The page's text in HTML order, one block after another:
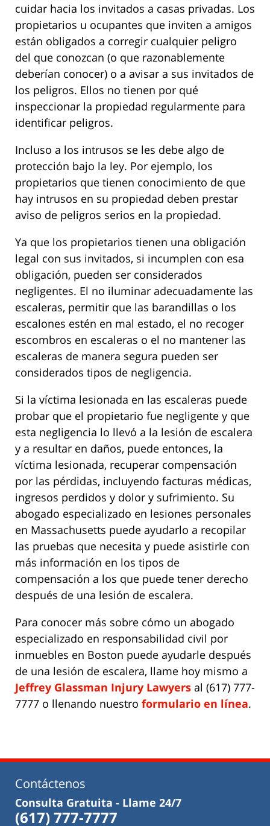
cuidar hacia los invitados a casas privadas. Los
propietarios u ocupantes que inviten a amigos
están obligados a corregir cualquier peligro
del que conozcan (o que razonablemente
deberían conocer) o a avisar a sus invitados de
los peligros. Ellos no tienen por qué
inspeccionar la propiedad regularmente para
identificar peligros.
Incluso a los intrusos se les debe algo de
protección bajo la ley. Por ejemplo, los
propietarios que tienen conocimiento de que
hay intrusos en su propiedad deben prestar
aviso de peligros serios en la propiedad.
Ya que los propietarios tienen una obligación
legal con sus invitados, si incumplen con esa
obligación, pueden ser considerados
negligentes. El no iluminar adecuadamente las
escaleras, permitir que las barandillas o los
escalones estén en mal estado, el no recoger
escombros en escaleras o el no mantener las
escaleras de manera segura pueden ser
considerados tipos de negligencia.
Si la víctima lesionada en las escaleras puede
probar que el propietario fue negligente y que
esta negligencia lo llevó a la lesión de escalera
y a resultar en daños, puede entonces, la
víctima lesionada, recuperar compensación
por las pérdidas, incluyendo facturas médicas,
ingresos perdidos y dolor y sufrimiento. Su
abogado especializado en lesiones personales
en Massachusetts puede ayudarlo a recopilar
las pruebas que necesita y puede asistirle con
más información en los tipos de
compensación a los que puede tener derecho
después de una lesión de escalera.
Para conocer más sobre cómo un abogado
especializado en responsabilidad civil por
inmuebles en Boston puede ayudarle después
de una lesión de escalera, llame hoy mismo a
Jeffrey Glassman Injury Lawyers al (617) 777-
7777 o llenando nuestro formulario en línea.
Contáctenos
Consulta Gratuita - Llame 24/7
(617) 777-7777